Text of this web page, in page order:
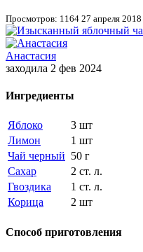
Просмотров: 1164 27 апреля 2018
Анастасия
заходила 2 фев 2024
Ингредиенты
Яблоко
3 шт
Лимон
1 шт
Чай черный 50 г
Сахар
2 ст. л.
Гвоздика
1 ст. л.
Корица
2 шт
Способ приготовления